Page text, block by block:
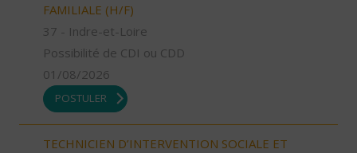
FAMILIALE (H/F)
37 - Indre-et-Loire
Possibilité de CDI ou CDD
01/08/2026
POSTULER
TECHNICIEN D’INTERVENTION SOCIALE ET